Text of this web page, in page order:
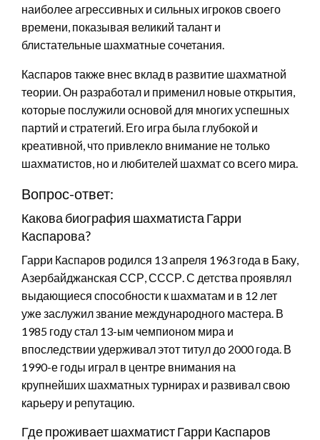
наиболее агрессивных и сильных игроков своего
времени, показывая великий талант и
блистательные шахматные сочетания.
Каспаров также внес вклад в развитие шахматной
теории. Он разработал и применил новые открытия,
которые послужили основой для многих успешных
партий и стратегий. Его игра была глубокой и
креативной, что привлекло внимание не только
шахматистов, но и любителей шахмат со всего мира.
Вопрос-ответ:
Какова биография шахматиста Гарри
Каспарова?
Гарри Каспаров родился 13 апреля 1963 года в Баку,
Азербайджанская ССР, СССР. С детства проявлял
выдающиеся способности к шахматам и в 12 лет
уже заслужил звание международного мастера. В
1985 году стал 13-ым чемпионом мира и
впоследствии удерживал этот титул до 2000 года. В
1990-е годы играл в центре внимания на
крупнейших шахматных турнирах и развивал свою
карьеру и репутацию.
Где проживает шахматист Гарри Каспаров